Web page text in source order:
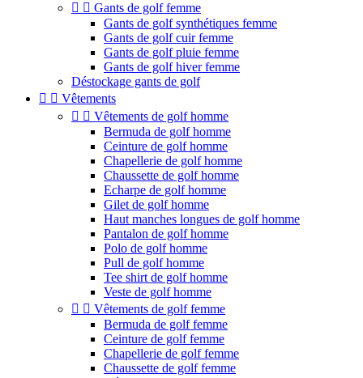
  Gants de golf femme
Gants de golf synthétiques femme
Gants de golf cuir femme
Gants de golf pluie femme
Gants de golf hiver femme
Déstockage gants de golf
  Vêtements
  Vêtements de golf homme
Bermuda de golf homme
Ceinture de golf homme
Chapellerie de golf homme
Chaussette de golf homme
Echarpe de golf homme
Gilet de golf homme
Haut manches longues de golf homme
Pantalon de golf homme
Polo de golf homme
Pull de golf homme
Tee shirt de golf homme
Veste de golf homme
  Vêtements de golf femme
Bermuda de golf femme
Ceinture de golf femme
Chapellerie de golf femme
Chaussette de golf femme